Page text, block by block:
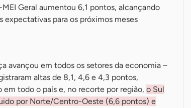
Geral aumentou 6,1 pontos, alcançando
para os próximos meses
avançou em todos os setores da economia –
altas de 8,1, 4,6 e 4,3 pontos,
todo o país e, no recorte por região, o Sul
por Norte/Centro-Oeste (6,6 pontos) e